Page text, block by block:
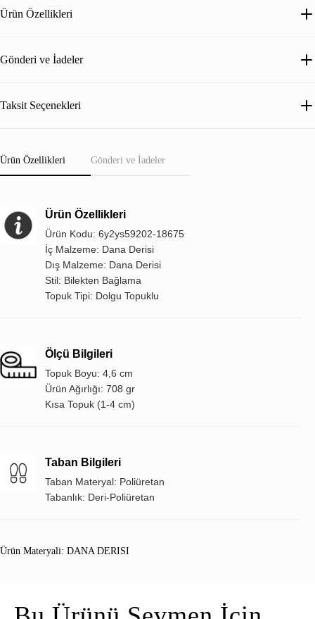
Ürün Özellikleri
Gönderi ve İadeler
Taksit Seçenekleri
Ürün Özellikleri Gönderi ve İadeler
Ürün Özellikleri
Ürün Kodu: 6y2ys59202-18675
İç Malzeme: Dana Derisi
Dış Malzeme: Dana Derisi
Stil: Bilekten Bağlama
Topuk Tipi: Dolgu Topuklu
Ölçü Bilgileri
Topuk Boyu: 4,6 cm
Ürün Ağırlığı: 708 gr
Kısa Topuk (1-4 cm)
Taban Bilgileri
Taban Materyal: Poliüretan
Tabanlık: Deri-Poliüretan
Ürün Materyali: DANA DERISI